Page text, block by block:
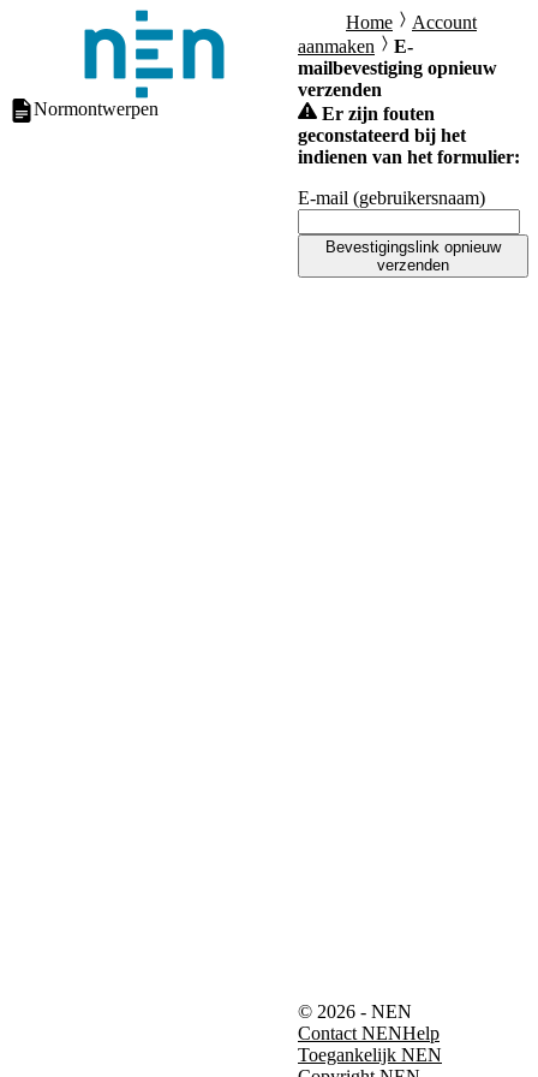
Normontwerpen
Home
Account
aanmaken
E-
mailbevestiging opnieuw
verzenden
Er zijn fouten
geconstateerd bij het
indienen van het formulier:
E-mail (gebruikersnaam)
Bevestigingslink opnieuw
verzenden
© 2026 - NEN
Contact NENHelp
Toegankelijk NEN